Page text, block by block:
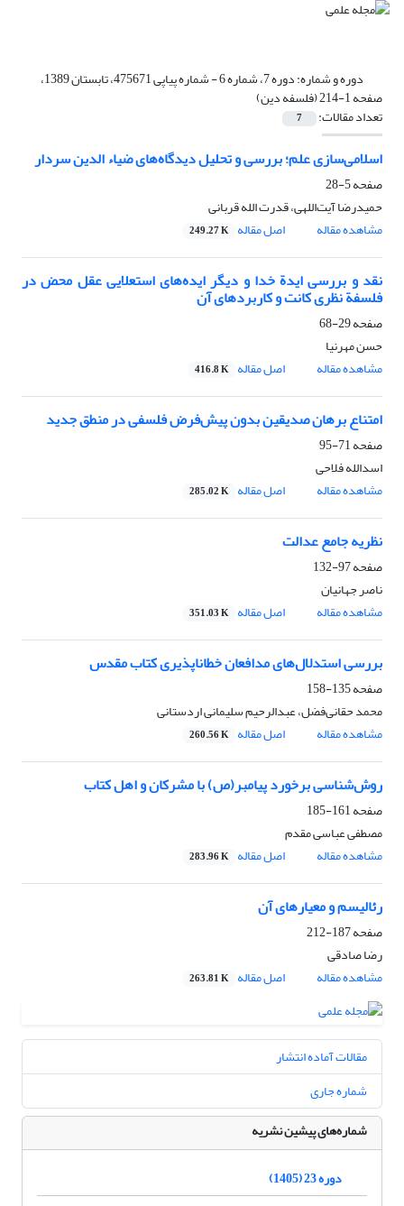
دوره و شماره: دوره 7، شماره 6 - شماره پیاپی 475671، تابستان 1389،
صفحه 1-214 (فلسفه دین)
تعداد مقالات: 7
اسلامی‌سازی علم؛ بررسی و تحلیل دیدگاه‌های ضیاء الدین سردار
صفحه5-28
حمیدرضا آیت‌اللهی، قدرت الله قربانی
مشاهده مقاله
اصل مقاله 249.27 K
نقد و بررسی ایدة خدا و دیگر ایده‌های استعلایی عقل محض در
فلسفة نظری کانت و کاربردهای آن
صفحه29-68
حسن مهرنیا
مشاهده مقاله
اصل مقاله 416.8 K
امتناع برهان صدیقین بدون پیش‌فرض فلسفی در منطق جدید
صفحه71-95
اسدالله فلاحی
مشاهده مقاله
اصل مقاله 285.02 K
نظریه جامع عدالت
صفحه97-132
ناصر جهانیان
مشاهده مقاله
اصل مقاله 351.03 K
بررسی استدلال‌های مدافعان خطاناپذیری کتاب مقدس
صفحه135-158
محمد حقانی‌فضل، عبدالرحیم سلیمانی اردستانی
مشاهده مقاله
اصل مقاله 260.56 K
روش‌شناسی برخورد پیامبر(ص) با مشرکان و اهل کتاب
صفحه161-185
مصطفی عباسی مقدم
مشاهده مقاله
اصل مقاله 283.96 K
رئالیسم و معیارهای آن
صفحه187-212
رضا صادقی
مشاهده مقاله
اصل مقاله 263.81 K
مقالات آماده انتشار
شماره جاری
شماره‌های پیشین نشریه
دوره 23 (1405)